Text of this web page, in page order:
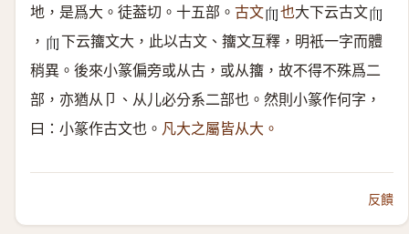
地，是爲大。徒葢切。十五部。 古文𦓐 也大下云古文𦓐
， 𦓐 下云籒文大，此以古文、籒文互釋，明衹一字而體
稍異。後來小篆偏旁或从古，或从籒，故不得不殊爲二
部，亦猶从卩、从儿必分系二部也。然則小篆作何字，
曰：小篆作古文也。 凡大之屬皆从大。
反饋